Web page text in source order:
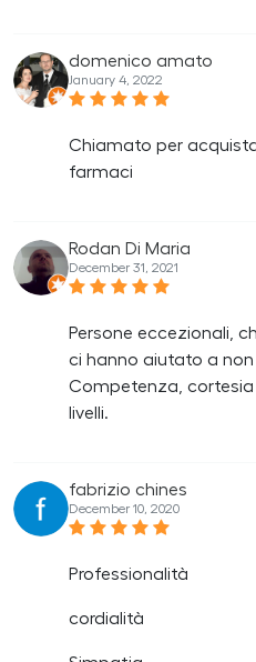
domenico amato
January 4, 2022
Chiamato per
farmaci
Rodan Di Maria
December 31, 2021
Persone eccezionali,
ci hanno aiutato a non
Competenza,
livelli.
fabrizio chines
December 10, 2020
Professionalità
cordialità